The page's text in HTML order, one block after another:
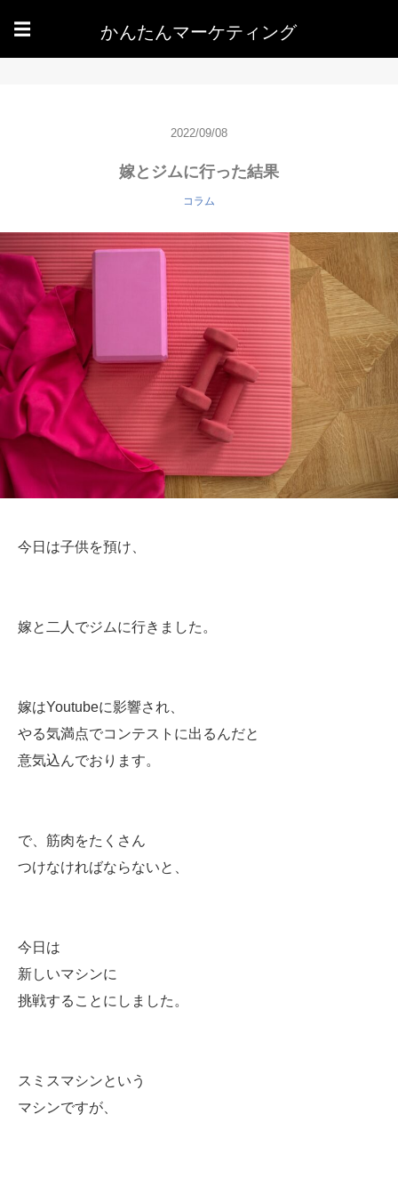
☰ かんたんマーケティング
2022/09/08
嫁とジムに行った結果
コラム
今日は子供を預け、
嫁と二人でジムに行きました。
嫁はYoutubeに影響され、
やる気満点でコンテストに出るんだと
意気込んでおります。
で、筋肉をたくさん
つけなければならないと、
今日は
新しいマシンに
挑戦することにしました。
スミスマシンという
マシンですが、